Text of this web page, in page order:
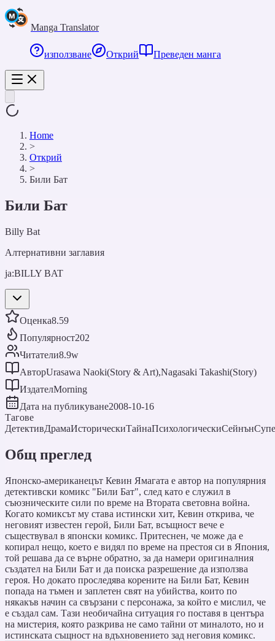
Manga Translator
използване Открий Преведен манга
Home
>
Открий
>
Били Бат
Били Бат
Billy Bat
Алтернативни заглавия
ja:BILLY BAT
Оценка8.59
Популярност202
Читатели8.9w
АвторUrasawa Naoki(Story & Art),Nagasaki Takashi(Story)
ИздателMorning
Дата на публикуване2008-10-16
Тагове
ДетективДрамаИсторическиТайнаПсихологическиСейнън
Общ преглед
Японско-американецът Кевин Ямагата е автор на популярния
детективски комикс "Били Бат", след като е служил в
съюзническите сили по време на Втората световна война.
Когато комиксът му става истински хит, Кевин открива, че
неговият известен герой, Били Бат, всъщност вече е
съществувал в японски комикс. Притеснен, че може да е
копирал нещо, което е видял по време на престоя си в Япония,
той решава да се върне обратно, за да намери оригиналния
създател на Били Бат и да поиска разрешение да използва
героя. Но докато проследява корените на Били Бат, Кевин
попада на тъмен и заплетен свят на убийства, които по
някакъв начин са свързани с персонажа, за който е мислил, че
е създал сам. Тази необичайна ситуация го поставя в центъра
на мистерия, която разкрива не само тайни от миналото, но и
истинската същност на вдъхновението зад неговия комикс.